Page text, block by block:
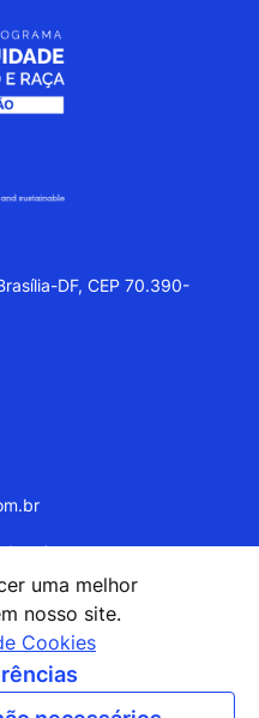
DF, CEP 70.390-
uma melhor
nosso site.
Cookies